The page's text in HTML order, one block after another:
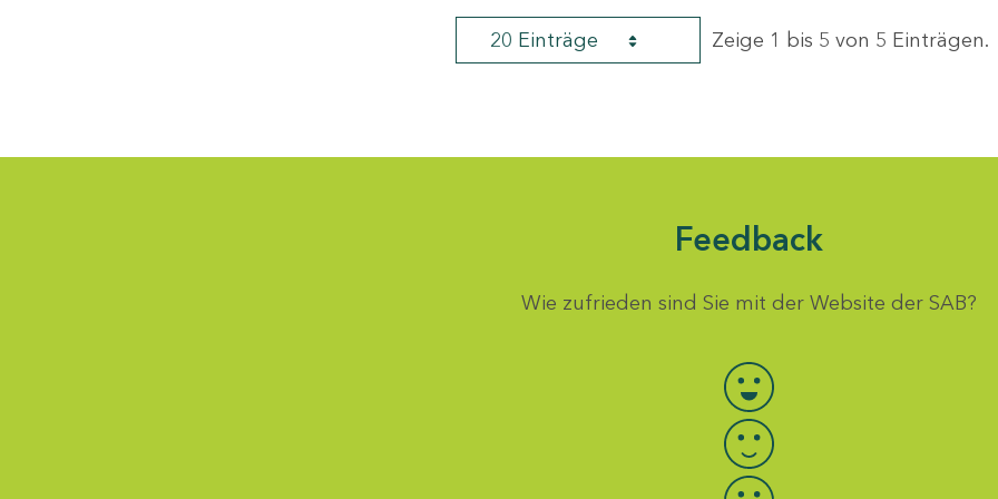
20 Einträge Zeige 1 bis 5 von 5 Einträgen.
Feedback
Wie zufrieden sind Sie mit der Website der SAB?
Bewertung auswählen